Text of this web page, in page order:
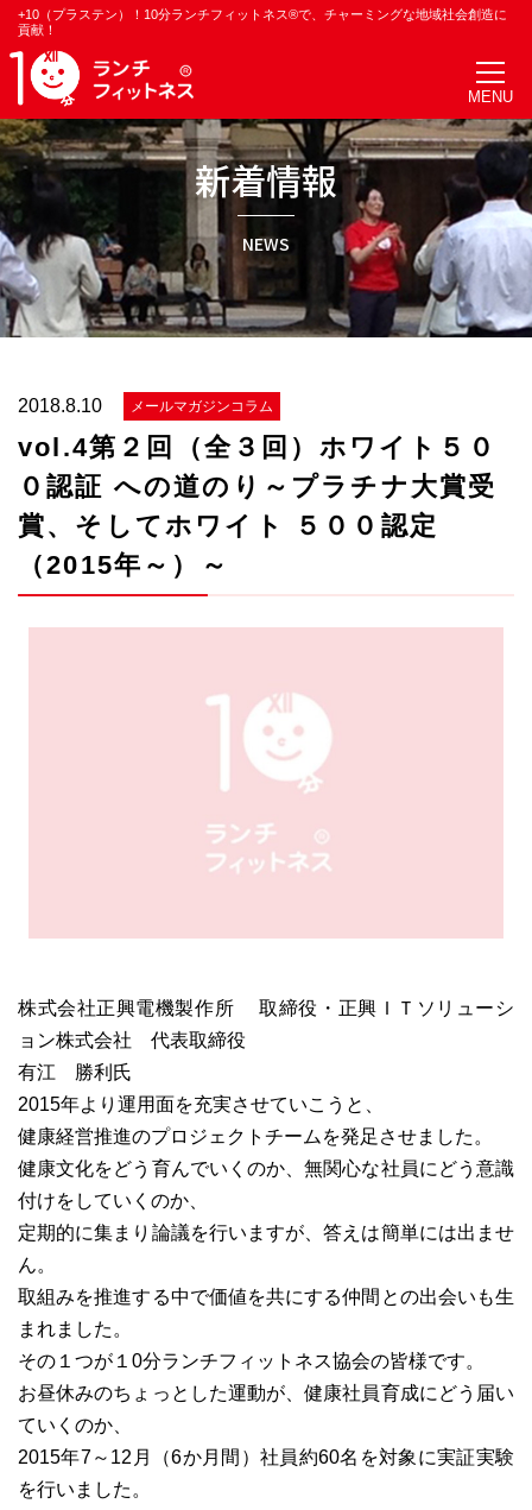
+10（プラステン）！10分ランチフィットネス®で、チャーミングな地域社会創造に
貢献！
新着情報
NEWS
2018.8.10 メールマガジンコラム
vol.4第２回（全３回）ホワイト５０
０認証 への道のり～プラチナ大賞受
賞、そしてホワイト ５００認定
（2015年～）～
株式会社正興電機製作所 取締役・正興ＩＴソリューシ
ョン株式会社 代表取締役
有江 勝利氏
2015年より運用面を充実させていこうと、
健康経営推進のプロジェクトチームを発足させました。
健康文化をどう育んでいくのか、無関心な社員にどう意識
付けをしていくのか、
定期的に集まり論議を行いますが、答えは簡単には出ませ
ん。
取組みを推進する中で価値を共にする仲間との出会いも生
まれました。
その１つが１0分ランチフィットネス協会の皆様です。
お昼休みのちょっとした運動が、健康社員育成にどう届い
ていくのか、
2015年7～12月（6か月間）社員約60名を対象に実証実験
を行いました。